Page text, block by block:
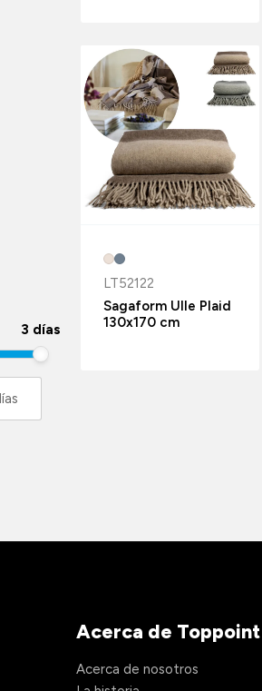
LT52122
Sagaform Ulle Plaid
130x170 cm
3 días
Acerca de Toppoint
Acerca de nosotros